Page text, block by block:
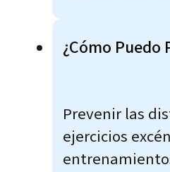
¿Cómo Puedo
Prevenir las
ejercicios